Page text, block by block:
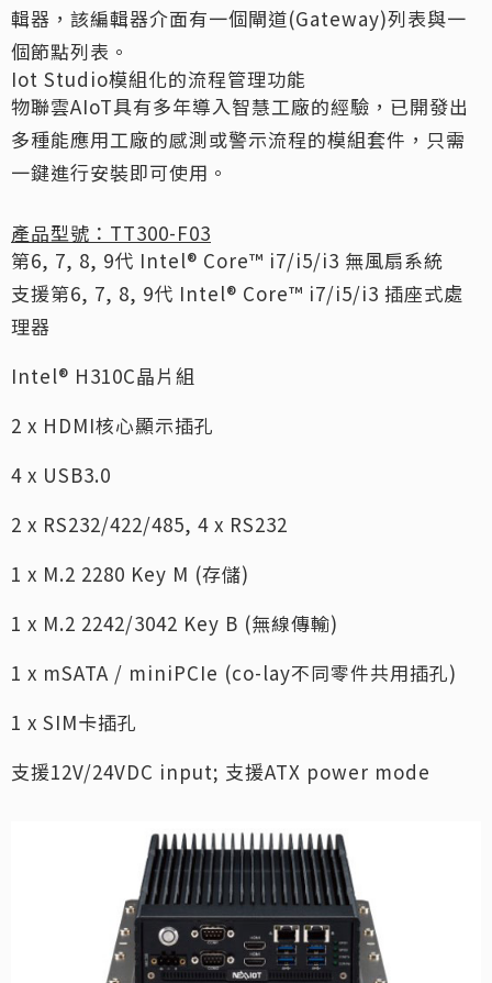
輯器，該編輯器介面有一個閘道(Gateway)列表與一
個節點列表。
Iot Studio模組化的流程管理功能
物聯雲AIoT具有多年導入智慧工廠的經驗，已開發出
多種能應用工廠的感測或警示流程的模組套件，只需
一鍵進行安裝即可使用。
產品型號：TT300-F03
第6, 7, 8, 9代 Intel® Core™ i7/i5/i3 無風扇系統
支援第6, 7, 8, 9代 Intel® Core™ i7/i5/i3 插座式處
理器
Intel® H310C晶片組
2 x HDMI核心顯示插孔
4 x USB3.0
2 x RS232/422/485, 4 x RS232
1 x M.2 2280 Key M (存儲)
1 x M.2 2242/3042 Key B (無線傳輸)
1 x mSATA / miniPCIe (co-lay不同零件共用插孔)
1 x SIM卡插孔
支援12V/24VDC input; 支援ATX power mode